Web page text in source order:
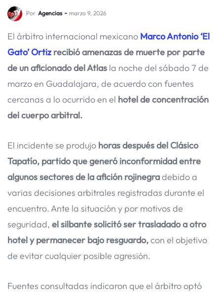
Por Agencias marzo 9, 2026
El árbitro internacional mexicano Marco Antonio ‘El
Gato’ Ortizrecibió amenazas de muerte por parte
de un aficionado del Atlas la noche del sábado 7 de
marzo en Guadalajara, de acuerdo con fuentes
cercanas a lo ocurrido en el hotel de concentración
del cuerpo arbitral.
El incidente se produjo horas después del Clásico
Tapatío, partido que generó inconformidad entre
algunos sectores de la afición rojinegradebido a
varias decisiones arbitrales registradas durante el
encuentro. Ante la situación y por motivos de
seguridad, el silbante solicitó ser trasladado a otro
hotel y permanecer bajo resguardo,con el objetivo
de evitar cualquier posible agresión.
Fuentes consultadas indicaron que el árbitro optó